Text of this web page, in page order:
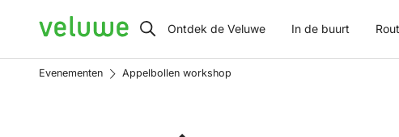
Veluwe Ontdek de Veluwe In de buurt
Evenementen Appelbollen workshop